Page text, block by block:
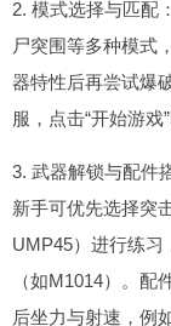
2. 模式选择与匹配
尸突围等多种模式
器特性后再尝试爆
服，点击“开始游戏
3. 武器解锁与配件
新手可优先选择突
UMP45）进行练习
（如M1014）。
后坐力与射速，例